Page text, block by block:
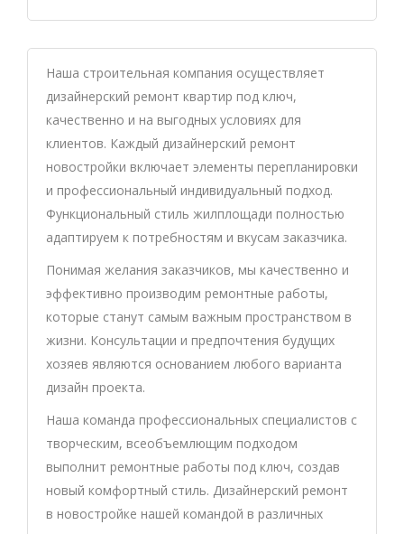
Наша строительная компания осуществляет
дизайнерский ремонт квартир под ключ,
качественно и на выгодных условиях для
клиентов. Каждый дизайнерский ремонт
новостройки включает элементы перепланировки
и профессиональный индивидуальный подход.
Функциональный стиль жилплощади полностью
адаптируем к потребностям и вкусам заказчика.
Понимая желания заказчиков, мы качественно и
эффективно производим ремонтные работы,
которые станут самым важным пространством в
жизни. Консультации и предпочтения будущих
хозяев являются основанием любого варианта
дизайн проекта.
Наша команда профессиональных специалистов с
творческим, всеобъемлющим подходом
выполнит ремонтные работы под ключ, создав
новый комфортный стиль. Дизайнерский ремонт
в новостройке нашей командой в различных